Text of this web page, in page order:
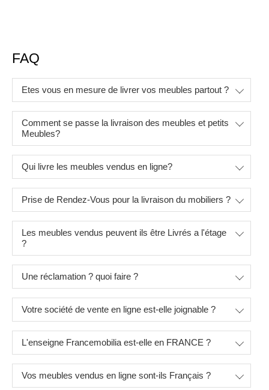
FAQ
Etes vous en mesure de livrer vos meubles partout ?
Comment se passe la livraison des meubles et petits
Meubles?
Qui livre les meubles vendus en ligne?
Prise de Rendez-Vous pour la livraison du mobiliers ?
Les meubles vendus peuvent ils être Livrés a l'étage
?
Une réclamation ? quoi faire ?
Votre société de vente en ligne est-elle joignable ?
L'enseigne Francemobilia est-elle en FRANCE ?
Vos meubles vendus en ligne sont-ils Français ?